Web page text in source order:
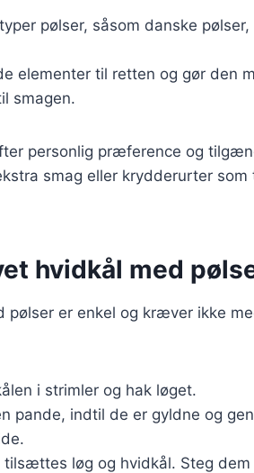
pølser, såsom danske
elementer til retten og gør den
smagen.
personlig præference og
smag eller krydderurter
hvidkål med
er enkel og kræver ikke
i strimler og hak løget.
pande, indtil de er gyldne og
tilsættes løg og hvidkål. Steg